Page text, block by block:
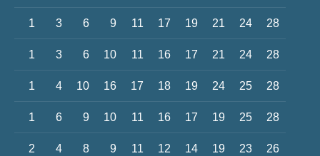
1 3 6 9 11 17 19 21 24 28
1 3 6 10 11 16 17 21 24 28
1 4 10 16 17 18 19 24 25 28
1 6 9 10 11 16 17 19 25 28
2 4 8 9 11 12 14 19 23 26